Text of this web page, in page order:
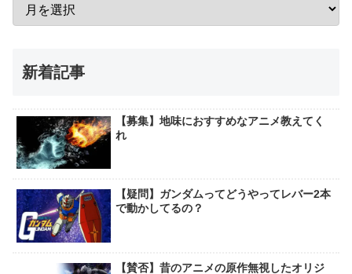
新着記事
【募集】地味におすすめなアニメ教えてく
れ
【疑問】ガンダムってどうやってレバー2本
で動かしてるの？
【賛否】昔のアニメの原作無視したオリジ